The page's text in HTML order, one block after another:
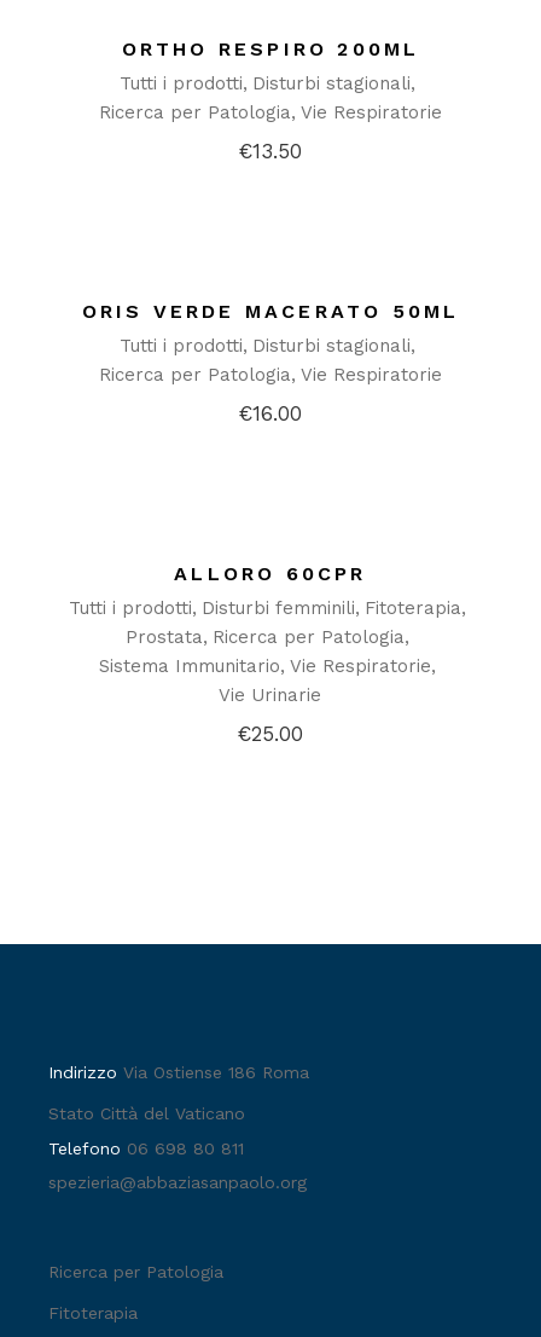
ORTHO RESPIRO 200ML
Tutti i prodotti Disturbi stagionali
Ricerca per Patologia Vie Respiratorie
€13.50
ORIS VERDE MACERATO 50ML
Tutti i prodotti Disturbi stagionali
Ricerca per Patologia Vie Respiratorie
€16.00
ALLORO 60CPR
Tutti i prodotti Disturbi femminili Fitoterapia
Prostata Ricerca per Patologia
Sistema Immunitario Vie Respiratorie
Vie Urinarie
€25.00
IndirizzoVia Ostiense 186 Roma
Stato Città del Vaticano
Telefono 06 698 80 811
spezieria@abbaziasanpaolo.org
Ricerca per Patologia
Fitoterapia